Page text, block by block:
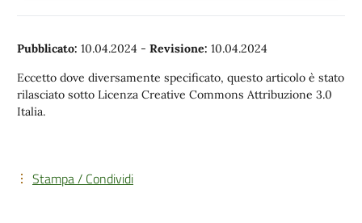
Pubblicato: 10.04.2024 - Revisione: 10.04.2024
Eccetto dove diversamente specificato, questo articolo è stato
rilasciato sotto Licenza Creative Commons Attribuzione 3.0
Italia.
Stampa / Condividi